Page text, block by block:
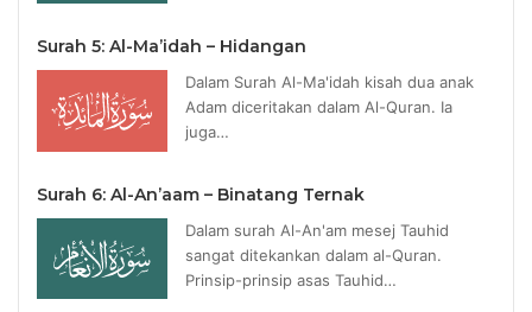
Surah 5: Al-Ma’idah – Hidangan
Dalam Surah Al-Ma'idah kisah dua anak
Adam diceritakan dalam Al-Quran. Ia
juga…
Surah 6: Al-An’aam – Binatang Ternak
Dalam surah Al-An'am mesej Tauhid
sangat ditekankan dalam al-Quran.
Prinsip-prinsip asas Tauhid…